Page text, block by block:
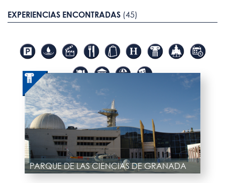
EXPERIENCIAS ENCONTRADAS (45)
PARQUE DE LAS CIENCIAS DE GRANADA